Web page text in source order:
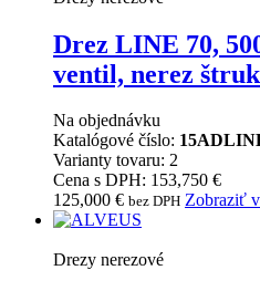
Drez LINE 70,
ventil, nerez
Na objednávku
Katalógové číslo:
Varianty tovaru: 2
Cena s DPH: 153,750 €
125,000 € bez DPH Zobraziť
Drezy nerezové